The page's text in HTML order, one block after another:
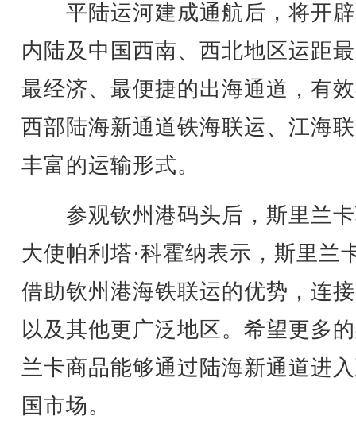
平陆运河建成通航后，将开
内陆及中国西南、西北地区运距
最经济、最便捷的出海通道，有
西部陆海新通道铁海联运、江海
丰富的运输形式。
参观钦州港码头后，斯里兰
大使帕利塔·科霍纳表示，斯里兰
借助钦州港海铁联运的优势，连
以及其他更广泛地区。希望更多
兰卡商品能够通过陆海新通道进
国市场。